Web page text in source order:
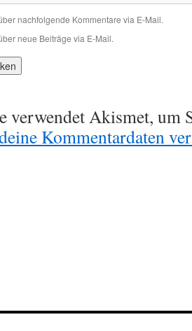
nachfolgende Kommentare via E-Mail.
neue Beiträge via E-Mail.
verwendet Akismet, um
Kommentardaten